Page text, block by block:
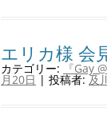
エリカ様 会
カテゴリー: 『Gay
月20日 | 投稿者:及